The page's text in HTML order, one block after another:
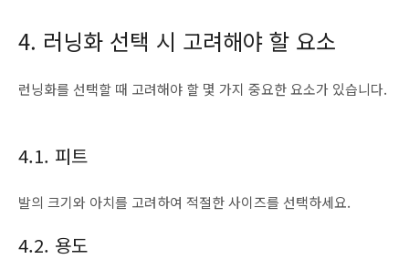
4. 러닝화 선택 시 고려해야 할 요소
런닝화를 선택할 때 고려해야 할 몇 가지 중요한 요소가 있습니다.
4.1. 피트
발의 크기와 아치를 고려하여 적절한 사이즈를 선택하세요.
4.2. 용도